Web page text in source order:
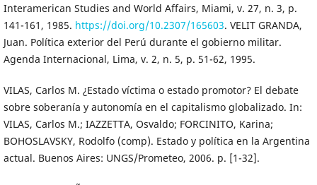
Interamerican Studies and World Affairs, Miami, v. 27, n. 3, p.
141-161, 1985. https://doi.org/10.2307/165603. VELIT GRANDA,
Juan. Política exterior del Perú durante el gobierno militar.
Agenda Internacional, Lima, v. 2, n. 5, p. 51-62, 1995.
VILAS, Carlos M. ¿Estado víctima o estado promotor? El debate
sobre soberanía y autonomía en el capitalismo globalizado. In:
VILAS, Carlos M.; IAZZETTA, Osvaldo; FORCINITO, Karina;
BOHOSLAVSKY, Rodolfo (comp). Estado y política en la Argentina
actual. Buenos Aires: UNGS/Prometeo, 2006. p. [1-32].